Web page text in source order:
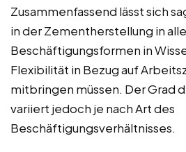
Zusammenfassend lässt sich
in der Zementherstellung in
Beschäftigungsformen in
Flexibilität in Bezug auf
mitbringen müssen. Der Grad
variiert jedoch je nach Art des
Beschäftigungsverhältnisses.